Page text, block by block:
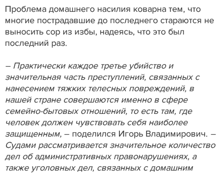
Проблема домашнего насилия коварна тем, что
многие пострадавшие до последнего стараются не
выносить сор из избы, надеясь, что это был
последний раз.
– Практически каждое третье убийство и
значительная часть преступлений, связанных с
нанесением тяжких телесных повреждений, в
нашей стране совершаются именно в сфере
семейно-бытовых отношений, то есть там, где
человек должен чувствовать себя наиболее
защищенным, – поделился Игорь Владимирович. –
Судами рассматривается значительное количество
дел об административных правонарушениях, а
также уголовных дел, связанных с домашним